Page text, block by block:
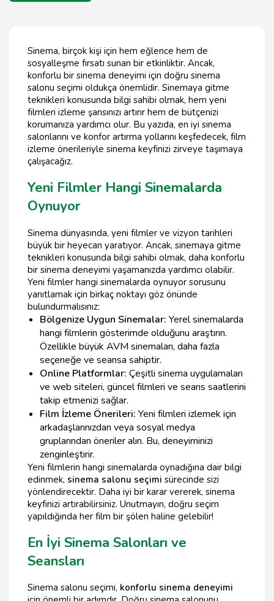
Sinema, birçok kişi için hem eğlence hem de
sosyalleşme fırsatı sunan bir etkinliktir. Ancak,
konforlu bir sinema deneyimi için doğru sinema
salonu seçimi oldukça önemlidir. Sinemaya gitme
teknikleri konusunda bilgi sahibi olmak, hem yeni
filmleri izleme şansınızı artırır hem de bütçenizi
korumanıza yardımcı olur. Bu yazıda, en iyi sinema
salonlarını ve konfor artırma yollarını keşfedecek, film
izleme önerileriyle sinema keyfinizi zirveye taşımaya
çalışacağız.
Yeni Filmler Hangi Sinemalarda
Oynuyor
Sinema dünyasında, yeni filmler ve vizyon tarihleri
büyük bir heyecan yaratıyor. Ancak, sinemaya gitme
teknikleri konusunda bilgi sahibi olmak, daha konforlu
bir sinema deneyimi yaşamanızda yardımcı olabilir.
Yeni filmler hangi sinemalarda oynuyor sorusunu
yanıtlamak için birkaç noktayı göz önünde
bulundurmalısınız:
Bölgenize Uygun Sinemalar: Yerel sinemalarda
hangi filmlerin gösterimde olduğunu araştırın.
Özellikle büyük AVM sinemaları, daha fazla
seçeneğe ve seansa sahiptir.
Online Platformlar: Çeşitli sinema uygulamaları
ve web siteleri, güncel filmleri ve seans saatlerini
takip etmenizi sağlar.
Film İzleme Önerileri: Yeni filmleri izlemek için
arkadaşlarınızdan veya sosyal medya
gruplarından öneriler alın. Bu, deneyiminizi
zenginleştirir.
Yeni filmlerin hangi sinemalarda oynadığına dair bilgi
edinmek, sinema salonu seçimi sürecinde sizi
yönlendirecektir. Daha iyi bir karar vererek, sinema
keyfinizi artırabilirsiniz. Unutmayın, doğru seçim
yapıldığında her film bir şölen haline gelebilir!
En İyi Sinema Salonları ve
Seansları
Sinema salonu seçimi, konforlu sinema deneyimi